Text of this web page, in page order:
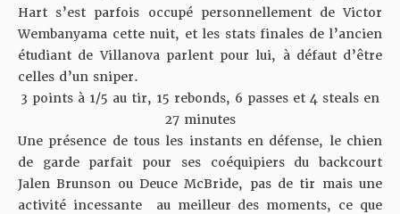
Hart s’est parfois occupé personnellement de Victor
Wembanyama cette nuit, et les stats finales de l’ancien
étudiant de Villanova parlent pour lui, à défaut d’être
celles d’un sniper.
3 points à 1/5 au tir, 15 rebonds, 6 passes et 4 steals en
27 minutes
Une présence de tous les instants en défense, le chien
de garde parfait pour ses coéquipiers du backcourt
Jalen Brunson ou Deuce McBride, pas de tir mais une
activité incessante au meilleur des moments, ce que